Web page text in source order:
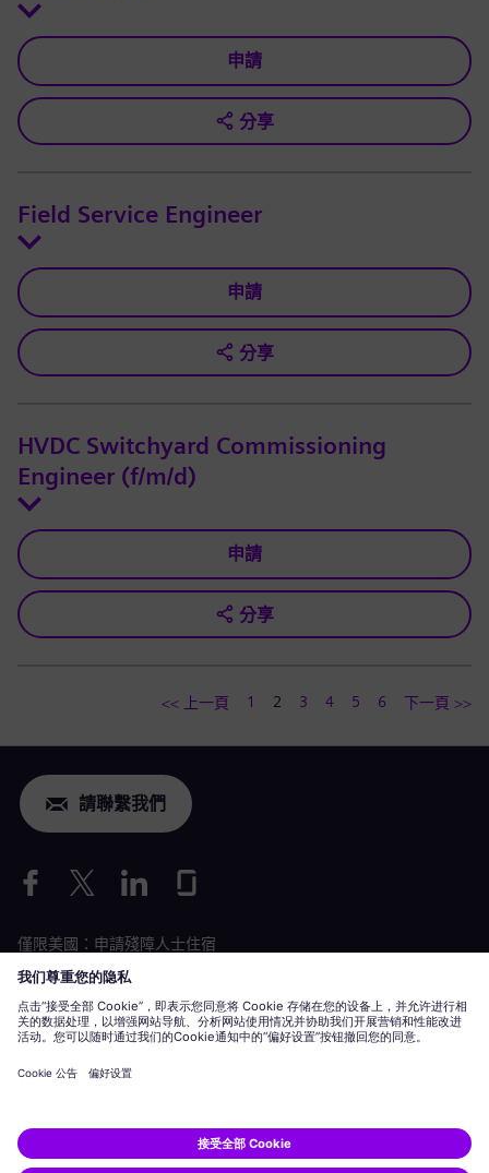
申請
分享
Field Service Engineer
申請
分享
HVDC Switchyard Commissioning
Engineer (f/m/d)
申請
分享
<< 上一頁 1 2 3 4 5 6 下一頁 >>
請聯繫我們
僅限美國：申請殘障人士住宿
勞動條件申請
Siemens Energy 是 Siemens AG 授權的商標。